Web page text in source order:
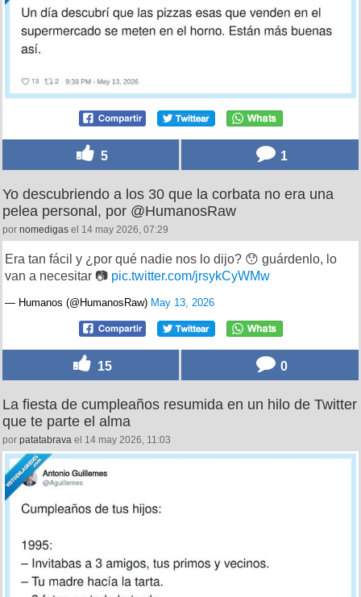
5 1
Yo descubriendo a los 30 que la corbata no era una
pelea personal, por @HumanosRaw
por nomedigas el 14 may 2026, 07:29
Era tan fácil y ¿por qué nadie nos lo dijo? 😯 guárdenlo, lo
van a necesitar 📷 pic.twitter.com/jrsykCyWMw
— Humanos (@HumanosRaw) May 13, 2026
15 0
La fiesta de cumpleaños resumida en un hilo de Twitter
que te parte el alma
por patatabrava el 14 may 2026, 11:03